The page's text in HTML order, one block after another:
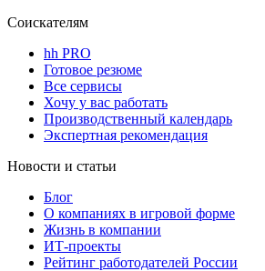
Соискателям
hh PRO
Готовое резюме
Все сервисы
Хочу у вас работать
Производственный календарь
Экспертная рекомендация
Новости и статьи
Блог
О компаниях в игровой форме
Жизнь в компании
ИТ-проекты
Рейтинг работодателей России